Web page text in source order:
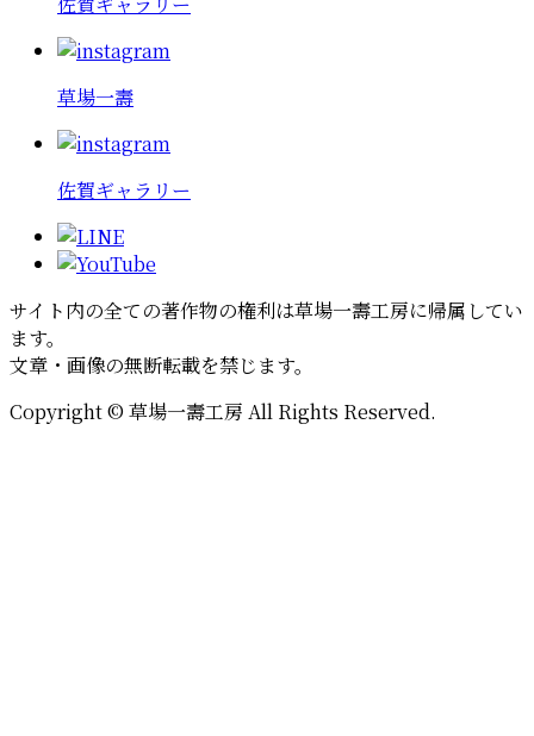
草場一壽
佐賀ギャラリー
サイト内の全ての著作物の権利は草場一壽工房に帰属してい
ます。
文章・画像の無断転載を禁じます。
Copyright © 草場一壽工房 All Rights Reserved.